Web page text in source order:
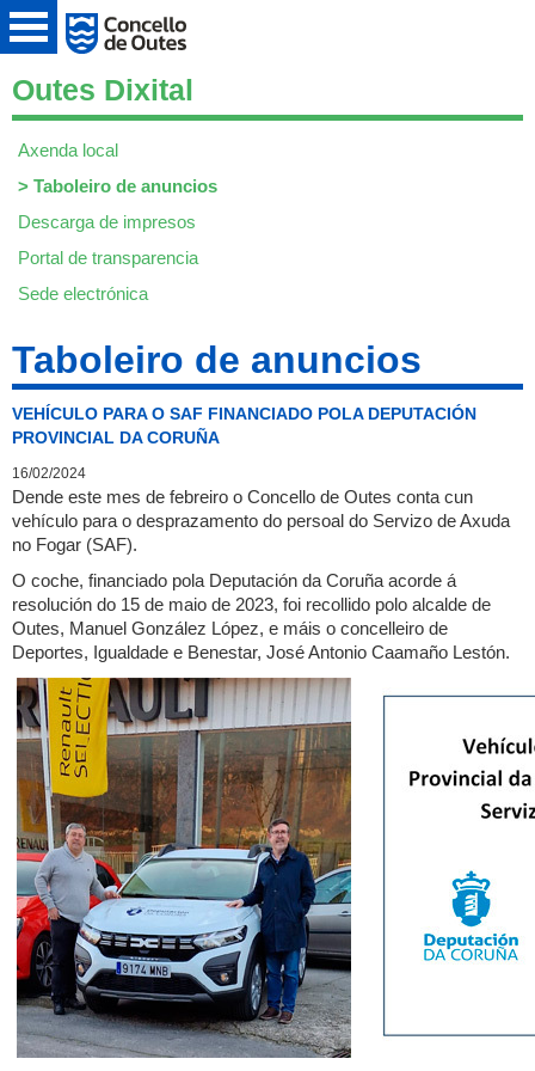
Outes Dixital
Axenda local
> Taboleiro de anuncios
Descarga de impresos
Portal de transparencia
Sede electrónica
Taboleiro de anuncios
VEHÍCULO PARA O SAF FINANCIADO POLA DEPUTACIÓN
PROVINCIAL DA CORUÑA
16/02/2024
Dende este mes de febreiro o Concello de Outes conta cun
vehículo para o desprazamento do persoal do Servizo de Axuda
no Fogar (SAF).
O coche, financiado pola Deputación da Coruña acorde á
resolución do 15 de maio de 2023, foi recollido polo alcalde de
Outes, Manuel González López, e máis o concelleiro de
Deportes, Igualdade e Benestar, José Antonio Caamaño Lestón.